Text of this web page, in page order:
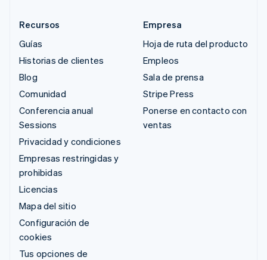
Recursos
Guías
Historias de clientes
Blog
Comunidad
Conferencia anual
Sessions
Privacidad y condiciones
Empresas restringidas y
prohibidas
Licencias
Mapa del sitio
Configuración de
cookies
Tus opciones de
Empresa
Hoja de ruta del producto
Empleos
Sala de prensa
Stripe Press
Ponerse en contacto con
ventas